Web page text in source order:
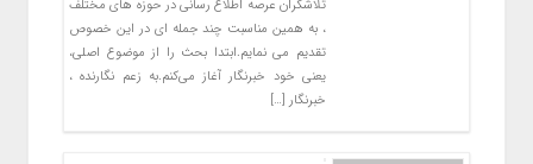
تلاشگران عرصه اطلاع رسانی در حوزه های مختلف
، به همین مناسبت چند جمله ای در این خصوص
تقدیم می نمایم.ابتدا بحث را از موضوع اصلی،
یعنی خود خبرنگار آغاز می‌کنم.به زعم نگارنده ،
خبرنگار […]